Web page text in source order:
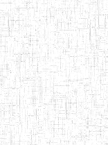
ENIEG Public
ENIEG Public
ENIEG Public